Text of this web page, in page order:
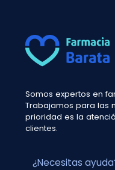
Somos expertos en
Trabajamos para las
prioridad es la
clientes.
¿Necesitas